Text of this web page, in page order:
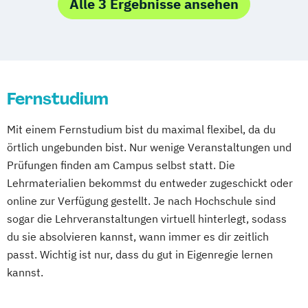
Fernstudium
Mit einem Fernstudium bist du maximal flexibel, da du
örtlich ungebunden bist. Nur wenige Veranstaltungen und
Prüfungen finden am Campus selbst statt. Die
Lehrmaterialien bekommst du entweder zugeschickt oder
online zur Verfügung gestellt. Je nach Hochschule sind
sogar die Lehrveranstaltungen virtuell hinterlegt, sodass
du sie absolvieren kannst, wann immer es dir zeitlich
passt. Wichtig ist nur, dass du gut in Eigenregie lernen
kannst.